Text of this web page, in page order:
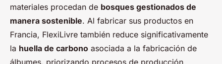
materiales procedan de bosques gestionados de
manera sostenible. Al fabricar sus productos en
Francia, FlexiLivre también reduce significativamente
la huella de carbono asociada a la fabricación de